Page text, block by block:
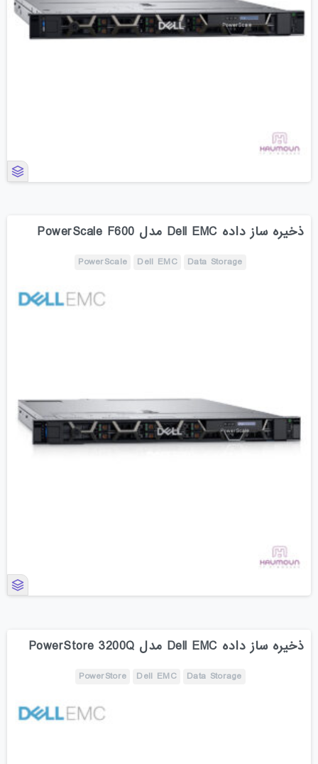
ذخیره ساز داده Dell EMC مدل PowerScale F600
Data Storage
Dell EMC
PowerScale
ذخیره ساز داده Dell EMC مدل PowerStore 3200Q
Data Storage
Dell EMC
PowerStore